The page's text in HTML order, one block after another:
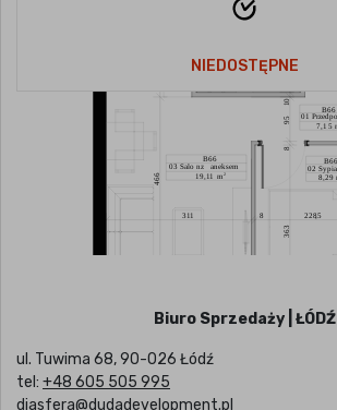
NIEDOSTĘPNE
Biuro Sprzedaży | ŁÓDŹ
ul. Tuwima 68, 90-026 Łódź
tel: +48 605 505 995
diasfera@dudadevelopment.pl